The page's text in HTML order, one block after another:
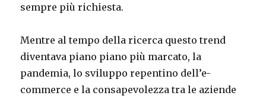
sempre più richiesta.
Mentre al tempo della ricerca questo trend
diventava piano piano più marcato, la
pandemia, lo sviluppo repentino dell’e-
commerce e la consapevolezza tra le aziende